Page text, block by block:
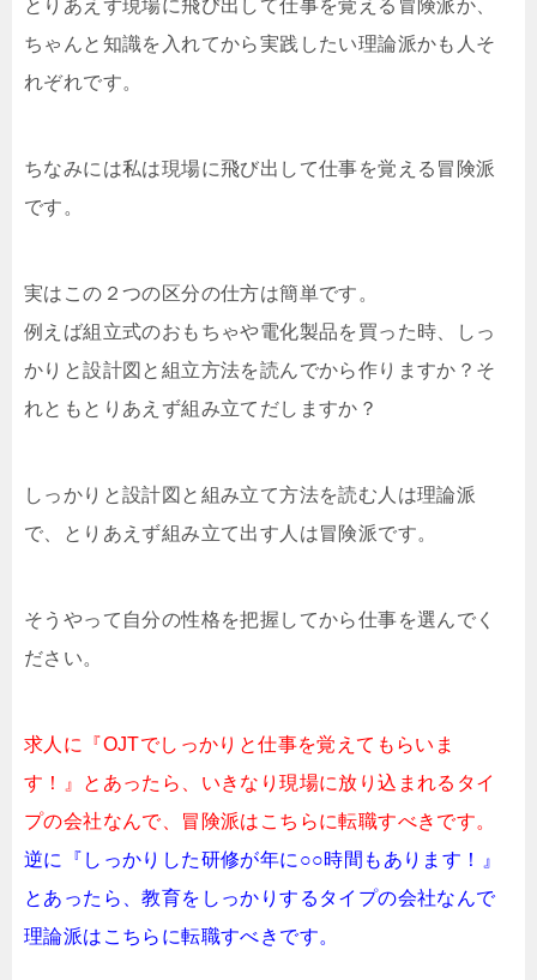
とりあえず現場に飛び出して仕事を覚える冒険派か、
ちゃんと知識を入れてから実践したい理論派かも人そ
れぞれです。
ちなみには私は現場に飛び出して仕事を覚える冒険派
です。
実はこの２つの区分の仕方は簡単です。
例えば組立式のおもちゃや電化製品を買った時、しっ
かりと設計図と組立方法を読んでから作りますか？そ
れともとりあえず組み立てだしますか？
しっかりと設計図と組み立て方法を読む人は理論派
で、とりあえず組み立て出す人は冒険派です。
そうやって自分の性格を把握してから仕事を選んでく
ださい。
求人に『OJTでしっかりと仕事を覚えてもらいま
す！』とあったら、いきなり現場に放り込まれるタイ
プの会社なんで、冒険派はこちらに転職すべきです。
逆に『しっかりした研修が年に○○時間もあります！』
とあったら、教育をしっかりするタイプの会社なんで
理論派はこちらに転職すべきです。